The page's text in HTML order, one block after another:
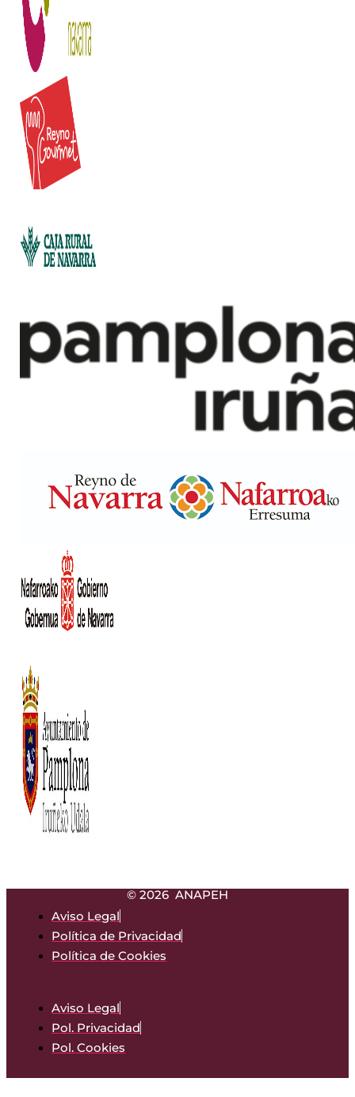
© 2026 ANAPEH
Aviso Legal
Política de Privacidad
Política de Cookies
Aviso Legal
Pol. Privacidad
Pol. Cookies